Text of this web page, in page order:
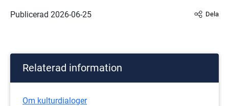
Publicerad 2026-06-25 Dela
Relaterad information
Om kulturdialoger